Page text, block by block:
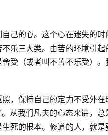
己的心。这个心在迷失的时
乐三大类。由苦的环境引起
受（或者叫不苦不乐受）。
，保持自己的定力不受外在
从我们凡夫的心态来讲，总
死的根本。修道的人，就是